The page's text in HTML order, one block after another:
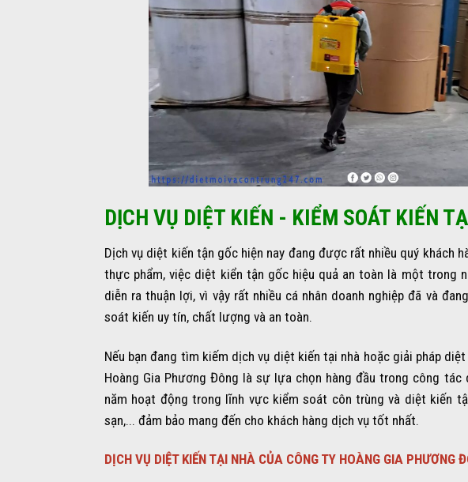
DỊCH VỤ DIỆT KIẾN - KIỂM SOÁT KIẾN
Dịch vụ diệt kiến tận gốc hiện nay đang được rất nhiều quý khách
thực phẩm, việc diệt kiển tận gốc hiệu quả an toàn là một trong
diễn ra thuận lợi, vì vậy rất nhiều cá nhân doanh nghiệp đã và
soát kiến uy tín, chất lượng và an toàn.
Nếu bạn đang tìm kiếm dịch vụ diệt kiến tại nhà hoặc giải pháp
Hoàng Gia Phương Đông là sự lựa chọn hàng đầu trong công
năm hoạt động trong lĩnh vực kiểm soát côn trùng và diệt kiến
sạn,... đảm bảo mang đến cho khách hàng dịch vụ tốt nhất.
DỊCH VỤ DIỆT KIẾN TẠI NHÀ CỦA CÔNG TY HOÀNG GIA PHƯƠNG